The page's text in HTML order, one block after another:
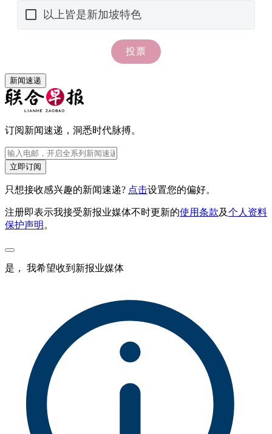
新闻速递
订阅新闻速递，洞悉时代脉搏。
立即订阅
只想接收感兴趣的新闻速递? 点击设置您的偏好。
注册即表示我接受新报业媒体不时更新的使用条款及个人资料
保护声明 。
是， 我希望收到新报业媒体